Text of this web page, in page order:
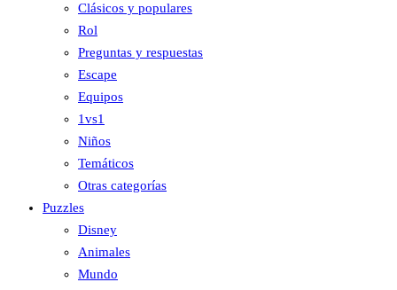
Clásicos y populares
Rol
Preguntas y respuestas
Escape
Equipos
1vs1
Niños
Temáticos
Otras categorías
Puzzles
Disney
Animales
Mundo